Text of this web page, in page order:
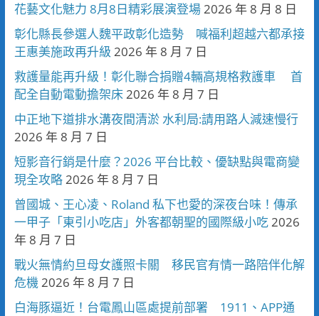
花藝文化魅力 8月8日精彩展演登場2026 年 8 月 8 日
彰化縣長參選人魏平政彰化造勢 喊福利超越六都承接
王惠美施政再升級 2026 年 8 月 7 日
救護量能再升級！彰化聯合捐贈4輛高規格救護車 首
配全自動電動擔架床2026 年 8 月 7 日
中正地下道排水溝夜間清淤 水利局:請用路人減速慢行
2026 年 8 月 7 日
短影音行銷是什麼？2026 平台比較、優缺點與電商變
現全攻略2026 年 8 月 7 日
曾國城、王心凌、Roland 私下也愛的深夜台味！傳承
一甲子「東引小吃店」外客都朝聖的國際級小吃2026
年 8 月 7 日
戰火無情約旦母女護照卡關 移民官有情一路陪伴化解
危機2026 年 8 月 7 日
白海豚逼近！台電鳳山區處提前部署 1911、APP通